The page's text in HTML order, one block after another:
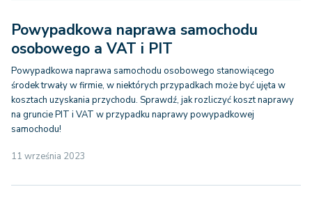
Powypadkowa naprawa samochodu
osobowego a VAT i PIT
Powypadkowa naprawa samochodu osobowego stanowiącego
środek trwały w firmie, w niektórych przypadkach może być ujęta w
kosztach uzyskania przychodu. Sprawdź, jak rozliczyć koszt naprawy
na gruncie PIT i VAT w przypadku naprawy powypadkowej
samochodu!
11 września 2023